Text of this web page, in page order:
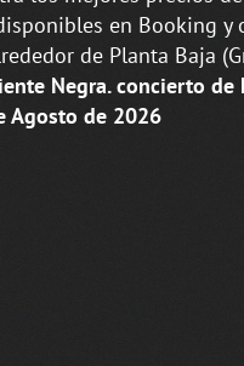
en Booking y
de Planta Baja
Negra. concierto de
Agosto de 2026